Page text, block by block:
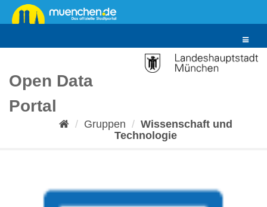
Überspringen
zum
Toggle
Open Data
Portal
Gruppen
Wissenschaft und
Technologie